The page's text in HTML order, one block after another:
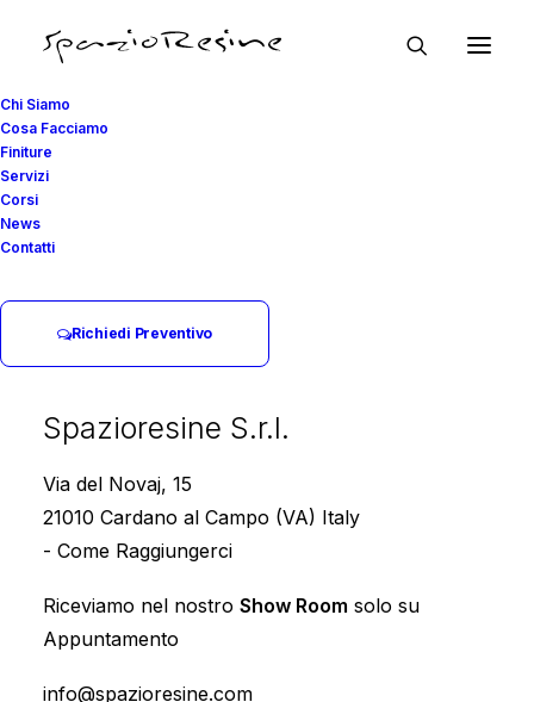
Chi Siamo
Cosa Facciamo
Finiture
Servizi
Corsi
News
Contatti
Richiedi Preventivo
Spazioresine S.r.l.
Via del Novaj, 15
21010 Cardano al Campo (VA) Italy
- Come Raggiungerci
Riceviamo nel nostro Show Room solo su
Appuntamento
info@spazioresine.com
Pavimenti in Resina per
Bar e Ristoranti
Igiene, stile e resistenza: la soluzione perfetta
Pavimenti in Resina
Pavimenti in Resina per Bar e Ristoranti